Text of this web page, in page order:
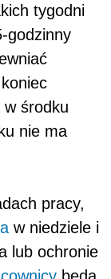
tygodni
godzinny
w środku
nie ma
pracy,
w niedziele i
lub ochronie